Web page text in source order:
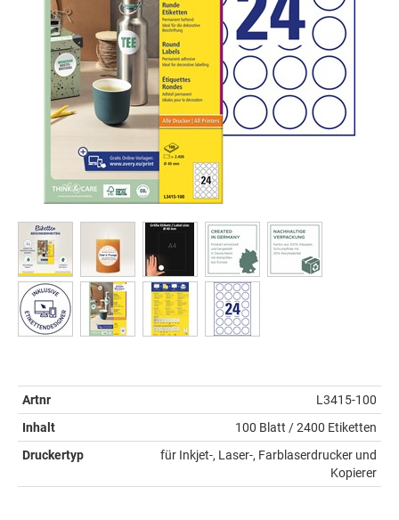
Artnr
L3415-100
Inhalt
100 Blatt / 2400 Etiketten
Druckertyp
für Inkjet-, Laser-, Farblaserdrucker und
Kopierer